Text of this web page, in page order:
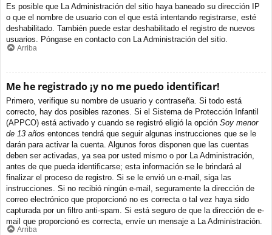
Es posible que La Administración del sitio haya baneado su dirección IP
o que el nombre de usuario con el que está intentando registrarse, esté
deshabilitado. También puede estar deshabilitado el registro de nuevos
usuarios. Póngase en contacto con La Administración del sitio.
Arriba
Me he registrado ¡y no me puedo identificar!
Primero, verifique su nombre de usuario y contraseña. Si todo está
correcto, hay dos posibles razones. Si el Sistema de Protección Infantil
(APPCO) está activado y cuando se registró eligió la opción Soy menor
de 13 años entonces tendrá que seguir algunas instrucciones que se le
darán para activar la cuenta. Algunos foros disponen que las cuentas
deben ser activadas, ya sea por usted mismo o por La Administración,
antes de que pueda identificarse; esta información se le brindará al
finalizar el proceso de registro. Si se le envió un e-mail, siga las
instrucciones. Si no recibió ningún e-mail, seguramente la dirección de
correo electrónico que proporcionó no es correcta o tal vez haya sido
capturada por un filtro anti-spam. Si está seguro de que la dirección de e-
mail que proporcionó es correcta, envíe un mensaje a La Administración.
Arriba